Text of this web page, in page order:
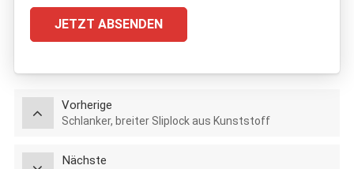
JETZT ABSENDEN
Vorherige
Schlanker, breiter Sliplock aus Kunststoff
Nächste